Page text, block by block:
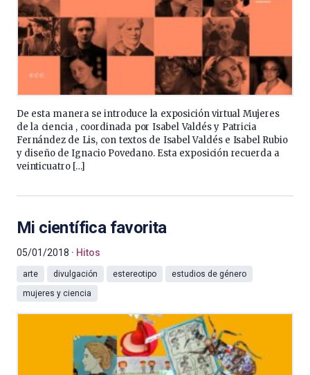
De esta manera se introduce la exposición virtual Mujeres
de la ciencia , coordinada por Isabel Valdés y Patricia
Fernández de Lis, con textos de Isabel Valdés e Isabel Rubio
y diseño de Ignacio Povedano. Esta exposición recuerda a
veinticuatro […]
Mi científica favorita
05/01/2018 Hitos
arte divulgación estereotipo
estudios de género
mujeres y ciencia